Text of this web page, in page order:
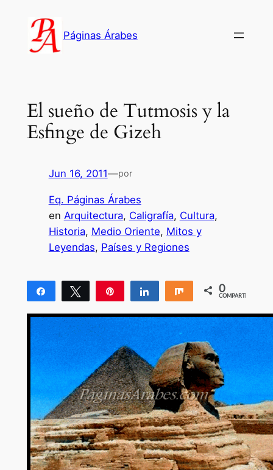
contenido
Páginas Árabes
El sueño de Tutmosis y la
Esfinge de Gizeh
Jun 16, 2011—por
Eq. Páginas Árabes
en Arquitectura, Caligrafía, Cultura
Historia, Medio Oriente, Mitos y
Leyendas, Países y Regiones
Compartir Twittear Compartir Compartir
0
COMPARTIR